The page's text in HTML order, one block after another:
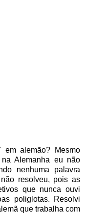
alemão? Mesmo
Alemanha eu não
nenhuma palavra
resolveu, pois as
que nunca ouvi
poliglotas. Resolvi
que trabalha com